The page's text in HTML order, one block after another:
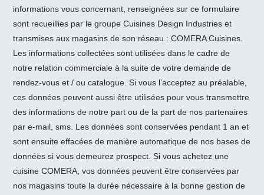
informations vous concernant, renseignées sur ce formulaire
sont recueillies par le groupe Cuisines Design Industries et
transmises aux magasins de son réseau : COMERA Cuisines.
Les informations collectées sont utilisées dans le cadre de
notre relation commerciale à la suite de votre demande de
rendez-vous et / ou catalogue. Si vous l’acceptez au préalable,
ces données peuvent aussi être utilisées pour vous transmettre
des informations de notre part ou de la part de nos partenaires
par e-mail, sms. Les données sont conservées pendant 1 an et
sont ensuite effacées de manière automatique de nos bases de
données si vous demeurez prospect. Si vous achetez une
cuisine COMERA, vos données peuvent être conservées par
nos magasins toute la durée nécessaire à la bonne gestion de